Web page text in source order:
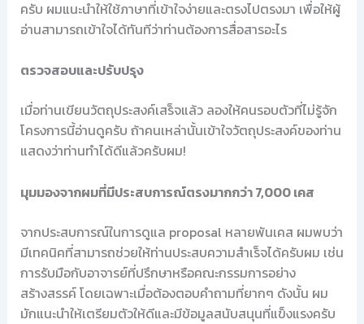
ครับ ผมแนะนำให้ใช้ภาษาที่เข้าใจง่ายและตรงไปตรงมา เพื่อให้ผู้
อ่านสามารถเข้าใจได้ทันทีว่าท่านต้องการสื่อสารอะไร
ตรวจสอบและปรับปรุง
เมื่อท่านเขียนวัตถุประสงค์เสร็จแล้ว ลองให้คนรอบตัวที่ไม่รู้จัก
โครงการนี้อ่านดูครับ ถ้าคนเหล่านั้นเข้าใจวัตถุประสงค์ของท่าน
แสดงว่าท่านทำได้ดีแล้วครับผม!
มุมมองจากผมที่มีประสบการณ์ตรงมากกว่า 7,000 เคส
จากประสบการณ์ในการดูแล proposal หลายพันเคส ผมพบว่า
มีเทคนิคที่สามารถช่วยให้ท่านประสบความสำเร็จได้ครับผม เช่น
การรับมือกับอาจารย์ที่ปรึกษาหรือคณะกรรมการอย่าง
สร้างสรรค์ โดยเฉพาะเมื่อต้องตอบคำถามที่ยากๆ ดังนั้น ผม
มักแนะนำให้เตรียมตัวให้ดีและมีข้อมูลสนับสนุนที่แข็งแรงครับ